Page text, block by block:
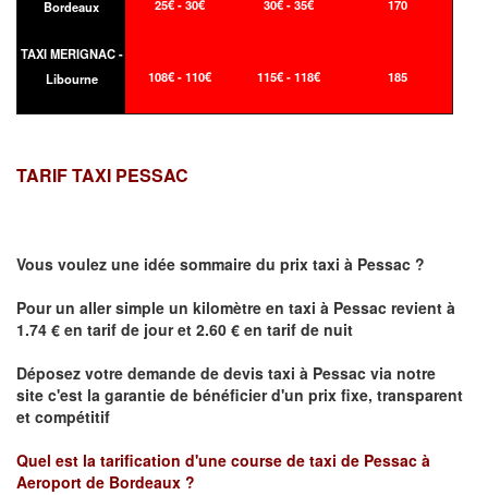
Bordeaux
25€ - 30€ 30€ - 35€ 170
TAXI MERIGNAC -
Libourne
108€ - 110€ 115€ - 118€ 185
TARIF TAXI PESSAC
Vous voulez une idée sommaire du prix taxi à Pessac ?
Pour un aller simple un kilomètre en taxi à Pessac revient à
1.74 € en tarif de jour et 2.60 € en tarif de nuit
Déposez votre demande de devis taxi à Pessac via notre
site c'est la garantie de bénéficier d'un prix fixe, transparent
et compétitif
Quel est la tarification d'une course de taxi de Pessac à
Aeroport de Bordeaux ?